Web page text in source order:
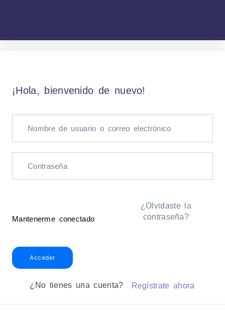
¡Hola, bienvenido de nuevo!
Mantenerme conectado
¿Olvidaste la
contraseña?
Acceder
¿No tienes una cuenta? Regístrate ahora